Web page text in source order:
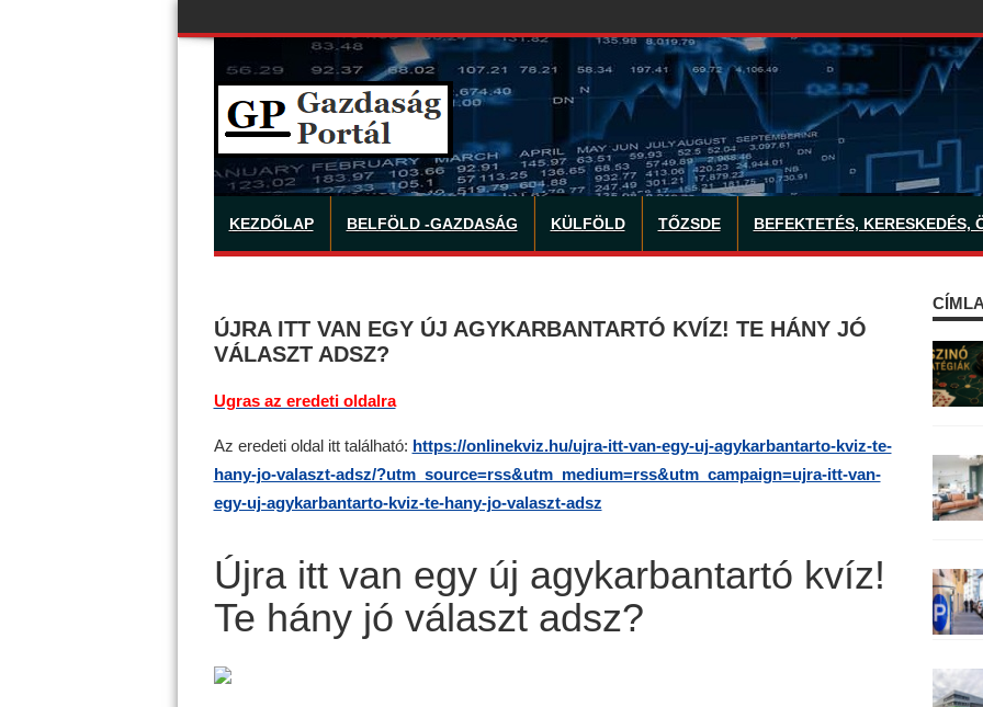
KEZDŐLAP BELFÖLD -GAZDASÁG KÜLFÖLD TŐZSDE BEFEKTETÉS, KERESKEDÉS,
ÚJRA ITT VAN EGY ÚJ AGYKARBANTARTÓ KVÍZ! TE HÁNY JÓ
VÁLASZT ADSZ?
Ugras az eredeti oldalra
Az eredeti oldal itt található: https://onlinekviz.hu/ujra-itt-van-egy-uj-agykarbantarto-kviz-te-
hany-jo-valaszt-adsz/?utm_source=rss&utm_medium=rss&utm_campaign=ujra-itt-van-
egy-uj-agykarbantarto-kviz-te-hany-jo-valaszt-adsz
Újra itt van egy új agykarbantartó kvíz!
Te hány jó választ adsz?